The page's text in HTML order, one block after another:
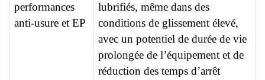
performances
anti-usure et EP
lubrifiés, même dans des
conditions de glissement élevé,
avec un potentiel de durée de vie
prolongée de l’équipement et de
réduction des temps d’arrêt